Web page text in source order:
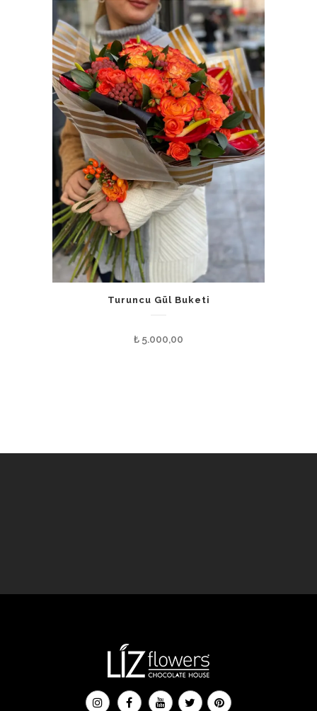
Turuncu Gül Buketi
₺ 5.000,00